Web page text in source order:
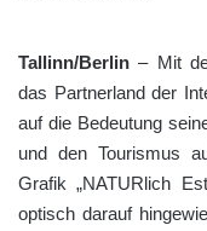
Tallinn/Berlin – Mit
das Partnerland der
auf die Bedeutung
und den Tourismus
Grafik „NATURlich
optisch darauf